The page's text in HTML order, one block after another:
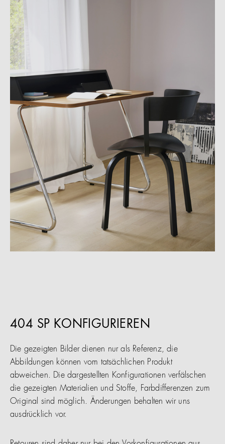
404 SP KONFIGURIEREN
Die gezeigten Bilder dienen nur als Referenz, die
Abbildungen können vom tatsächlichen Produkt
abweichen. Die dargestellten Konfigurationen verfälschen
die gezeigten Materialien und Stoffe, Farbdifferenzen zum
Original sind möglich. Änderungen behalten wir uns
ausdrücklich vor.